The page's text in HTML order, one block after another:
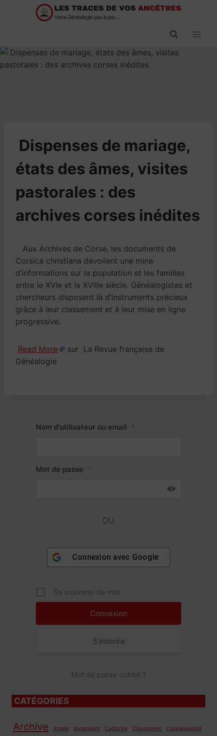
​Dispenses de mariage,
états des âmes, visites
pastorales : des
archives corses inédites
Aux Archives de Corse, les documents de
Corsica christiana dévoilent une mine
d’informations sur la population et les familles
entre le XVIe et le XVIIIe siècle. Généalogistes et
chercheurs disposent là d’instruments précieux
grâce à leur classement et à leur mise en ligne
progressive.
Read More
sur La Revue française de
Généalogie
Nom d'utilisateur ou email
Mot de passe
OU
Connexion avec Google
Se souvenir de moi
S’inscrire
Mot de passe oublié ?
CATÉGORIES
Archive Armée Ascendant Cadastre Classement Consanguinité